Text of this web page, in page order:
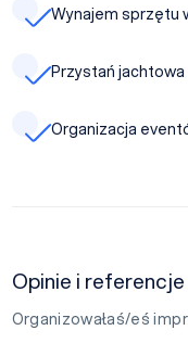
Wynajem sprzętu
Przystań jachtowa
Organizacja
Opinie i
Organizowałaś/eś